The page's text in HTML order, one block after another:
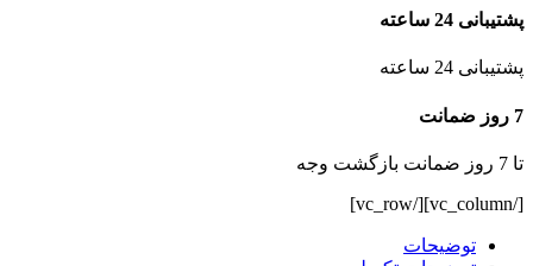
پشتیبانی 24 ساعته
پشتیبانی 24 ساعته
7 روز ضمانت
تا 7 روز ضمانت بازگشت وجه
[/vc_column][/vc_row]
توضیحات